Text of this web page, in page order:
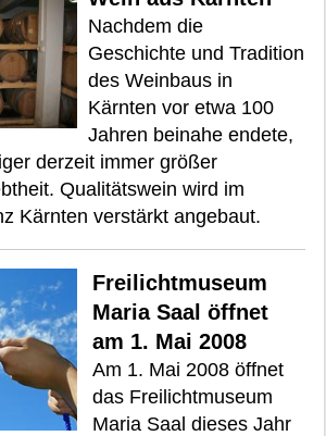
Nachdem die
Geschichte und Tradition
des Weinbaus in
Kärnten vor etwa 100
Jahren beinahe endete,
derzeit immer größer
Qualitätswein wird im
Kärnten verstärkt angebaut.
Freilichtmuseum
Maria Saal öffnet
am 1. Mai 2008
Am 1. Mai 2008 öffnet
das Freilichtmuseum
Maria Saal dieses Jahr